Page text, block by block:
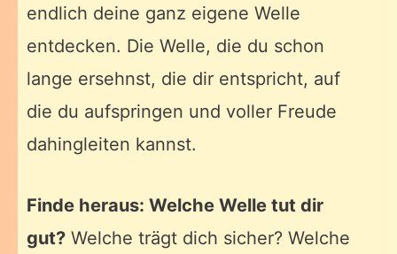
endlich deine ganz eigene Welle
entdecken. Die Welle, die du schon
lange ersehnst, die dir entspricht, auf
die du aufspringen und voller Freude
dahingleiten kannst.
Finde heraus: Welche Welle tut dir
gut? Welche trägt dich sicher? Welche